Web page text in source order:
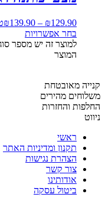
₪129.90
–
₪139.90
בחר אפשרויות
למוצר זה יש מספר
המוצר
קנייה מאובטחת
משלוחים מהירים
החלפות והחזרות
ניווט
ראשי
תקנון ומדיניות האתר
הצהרת נגישות
צור קשר
אודותינו
ביטול עסקה